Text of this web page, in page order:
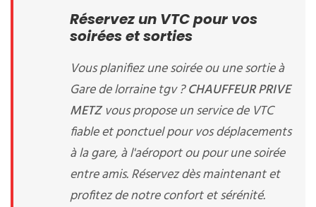
Réservez un VTC pour vos
soirées et sorties
Vous planifiez une soirée ou une sortie à
Gare de lorraine tgv ?CHAUFFEUR PRIVE
METZvous propose un service de VTC
fiable et ponctuel pour vos déplacements
à la gare, à l'aéroport ou pour une soirée
entre amis. Réservez dès maintenant et
profitez de notre confort et sérénité.